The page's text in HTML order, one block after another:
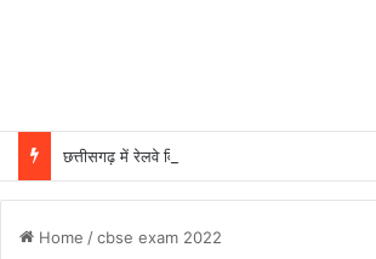
Home /cbse exam 2022